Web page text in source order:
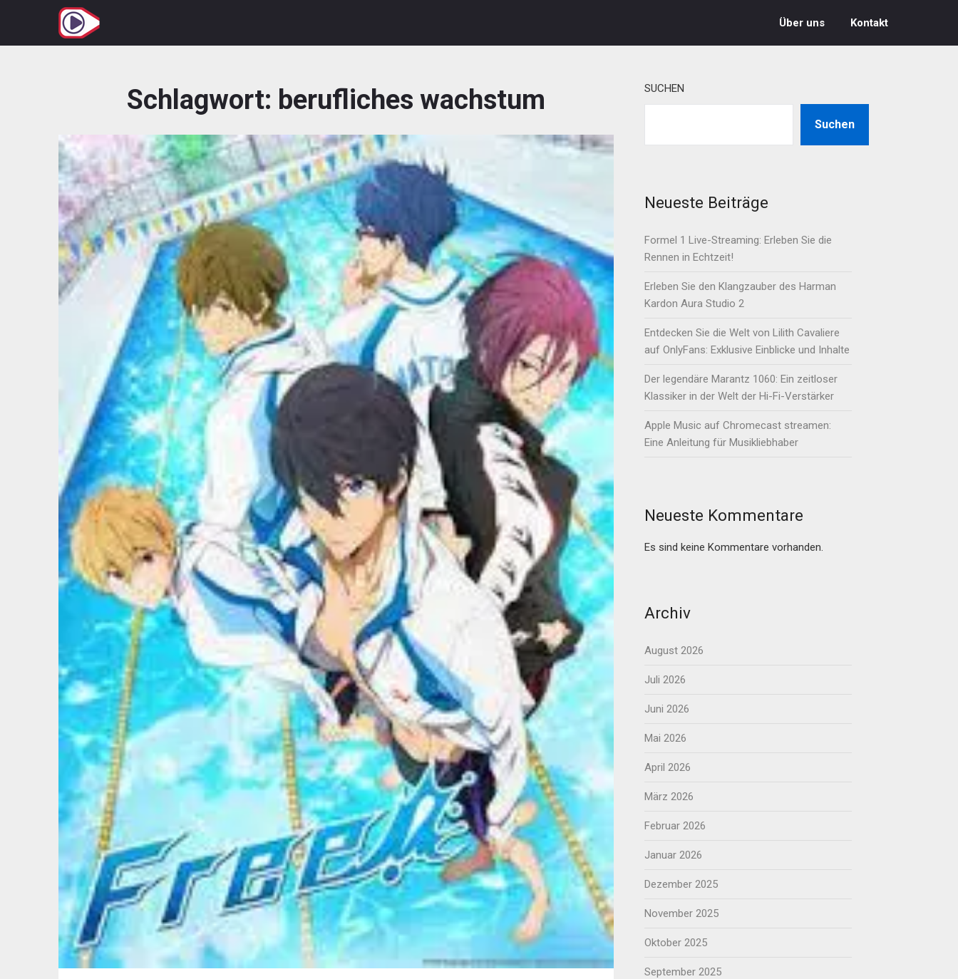
springen
Über uns Kontakt
Schlagwort: berufliches wachstum SUCHEN
Suchen
Neueste Beiträge
Formel 1 Live-Streaming: Erleben Sie die
Rennen in Echtzeit!
Erleben Sie den Klangzauber des Harman
Kardon Aura Studio 2
Entdecken Sie die Welt von Lilith Cavaliere
auf OnlyFans: Exklusive Einblicke und Inhalte
Der legendäre Marantz 1060: Ein zeitloser
Klassiker in der Welt der Hi-Fi-Verstärker
Apple Music auf Chromecast streamen:
Eine Anleitung für Musikliebhaber
Neueste Kommentare
Es sind keine Kommentare vorhanden.
Archiv
August 2026
Juli 2026
Juni 2026
Mai 2026
April 2026
März 2026
Februar 2026
Januar 2026
Dezember 2025
November 2025
Oktober 2025
September 2025